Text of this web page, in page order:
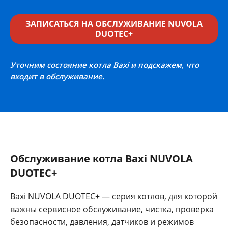
ЗАПИСАТЬСЯ НА ОБСЛУЖИВАНИЕ NUVOLA
DUOTEC+
Уточним состояние котла Baxi и подскажем, что
входит в обслуживание.
Обслуживание котла Baxi NUVOLA
DUOTEC+
Baxi NUVOLA DUOTEC+ — серия котлов, для которой
важны сервисное обслуживание, чистка, проверка
безопасности, давления, датчиков и режимов